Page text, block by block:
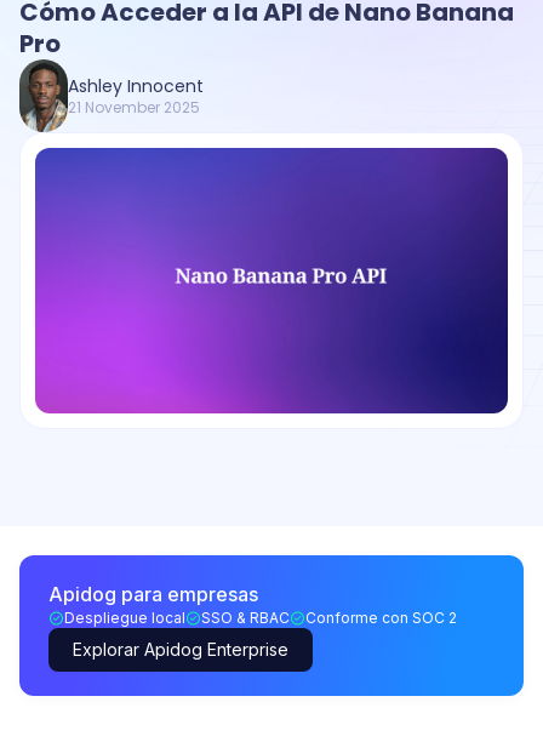
Cómo Acceder a la API de Nano Banana
Pro
Ashley Innocent
21 November 2025
Apidog para empresas
Despliegue local SSO & RBAC Conforme con SOC 2
Explorar Apidog Enterprise